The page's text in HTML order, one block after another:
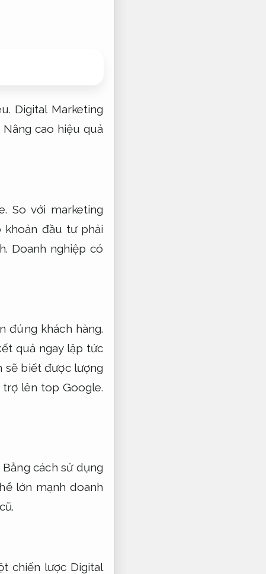
Digital Marketing
Nâng cao hiệu quả
So với marketing
khoản đầu tư phải
Doanh nghiệp có
đúng khách hàng.
quả ngay lập tức
sẽ biết được lượng
trợ lên top Google.
Bằng cách sử dụng
lớn mạnh doanh
chiến lược Digital